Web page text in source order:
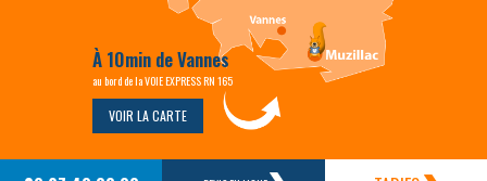
À 10min de Vannes
au bord de la VOIE EXPRESS RN 165
VOIR LA CARTE